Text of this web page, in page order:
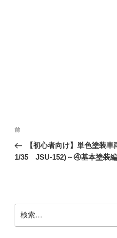
投
ナ
シ
ョ
前
の
投
前
【初心者向け】単色塗装
1/35 JSU-152)～④基本塗装
索: